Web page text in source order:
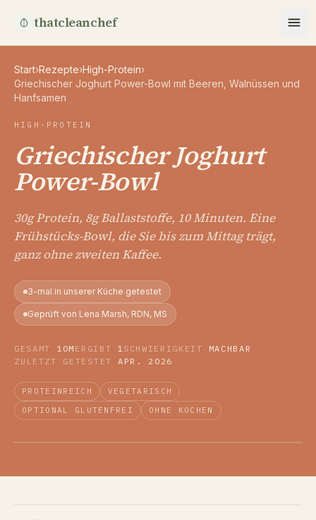
thatcleanchef
Start›Rezepte›High-Protein›
Griechischer Joghurt Power-Bowl mit Beeren, Walnüssen und
Hanfsamen
HIGH-PROTEIN
Griechischer Joghurt
Power-Bowl
30g Protein, 8g Ballaststoffe, 10 Minuten. Eine
Frühstücks-Bowl, die Sie bis zum Mittag trägt,
ganz ohne zweiten Kaffee.
3-mal in unserer Küche getestet
Geprüft von Lena Marsh, RDN, MS
GESAMT 10M ERGIBT 1 SCHWIERIGKEIT
MACHBAR
ZULETZT GETESTET
APR. 2026
PROTEINREICH
VEGETARISCH
OPTIONAL GLUTENFREI
OHNE KOCHEN